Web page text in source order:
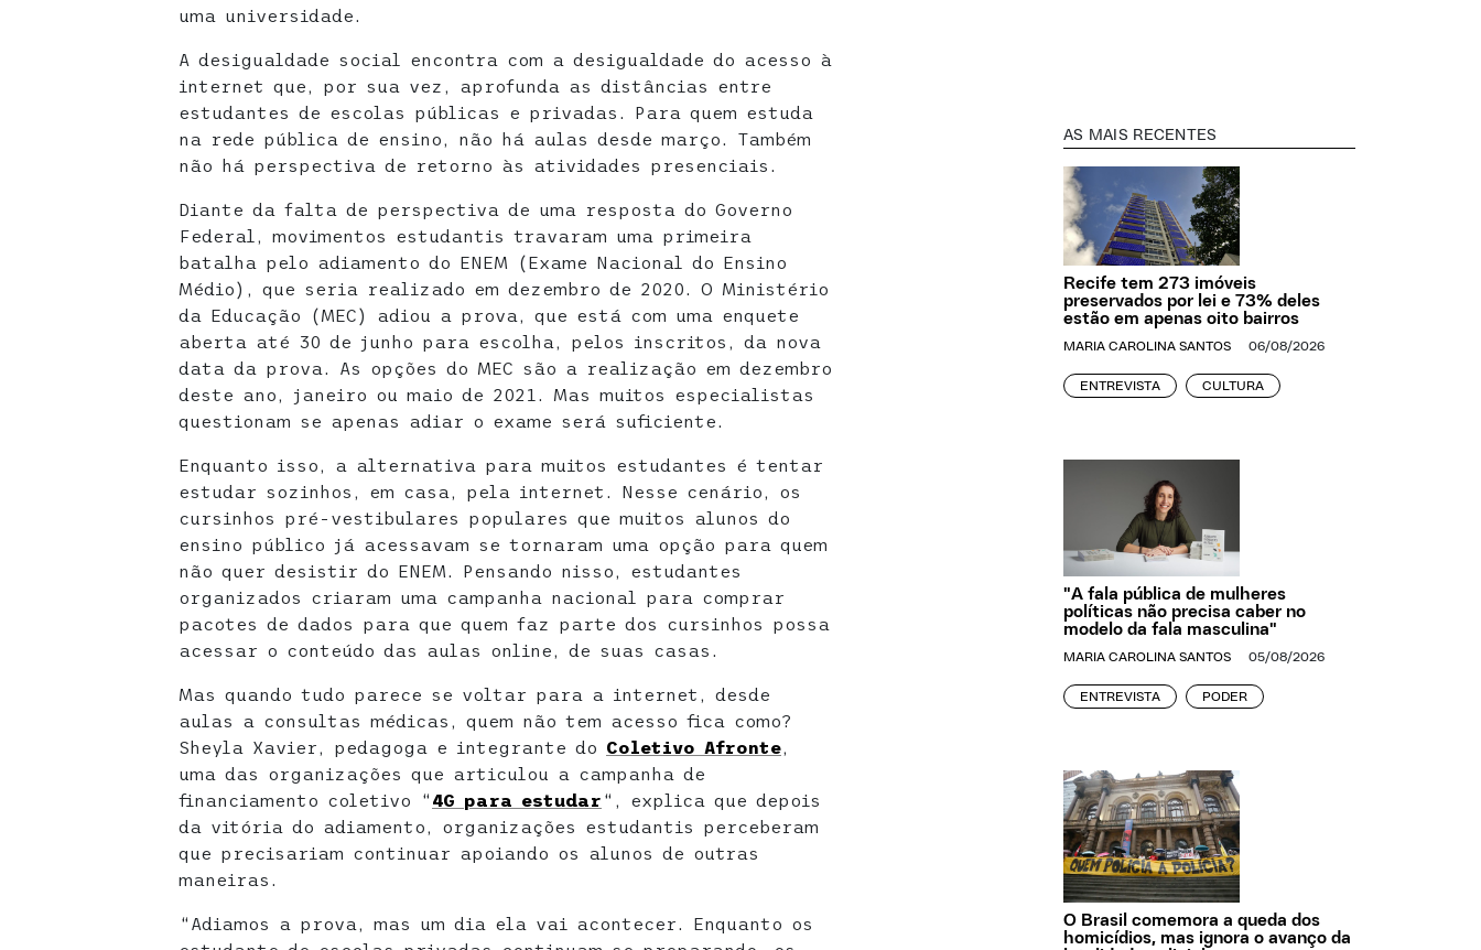
uma universidade.
A desigualdade social encontra com a desigualdade do acesso à
internet que, por sua vez, aprofunda as distâncias entre
estudantes de escolas públicas e privadas. Para quem estuda
na rede pública de ensino, não há aulas desde março. Também
não há perspectiva de retorno às atividades presenciais.
Diante da falta de perspectiva de uma resposta do Governo
Federal, movimentos estudantis travaram uma primeira
batalha pelo adiamento do ENEM (Exame Nacional do Ensino
Médio), que seria realizado em dezembro de 2020. O Ministério
da Educação (MEC) adiou a prova, que está com uma enquete
aberta até 30 de junho para escolha, pelos inscritos, da nova
data da prova. As opções do MEC são a realização em dezembro
deste ano, janeiro ou maio de 2021. Mas muitos especialistas
questionam se apenas adiar o exame será suficiente.
Enquanto isso, a alternativa para muitos estudantes é tentar
estudar sozinhos, em casa, pela internet. Nesse cenário, os
cursinhos pré-vestibulares populares que muitos alunos do
ensino público já acessavam se tornaram uma opção para quem
não quer desistir do ENEM. Pensando nisso, estudantes
organizados criaram uma campanha nacional para comprar
pacotes de dados para que quem faz parte dos cursinhos possa
acessar o conteúdo das aulas online, de suas casas.
Mas quando tudo parece se voltar para a internet, desde
aulas a consultas médicas, quem não tem acesso fica como?
Sheyla Xavier, pedagoga e integrante do Coletivo Afronte,
uma das organizações que articulou a campanha de
financiamento coletivo “ 4G para estudar “, explica que depois
da vitória do adiamento, organizações estudantis perceberam
que precisariam continuar apoiando os alunos de outras
maneiras.
“Adiamos a prova, mas um dia ela vai acontecer. Enquanto os
AS MAIS RECENTES
Recife tem 273 imóveis
preservados por lei e 73% deles
estão em apenas oito bairros
MARIA CAROLINA SANTOS 06/08/2026
ENTREVISTA CULTURA
"A fala pública de mulheres
políticas não precisa caber no
modelo da fala masculina"
MARIA CAROLINA SANTOS 05/08/2026
ENTREVISTA PODER
O Brasil comemora a queda dos
homicídios, mas ignora o avanço da